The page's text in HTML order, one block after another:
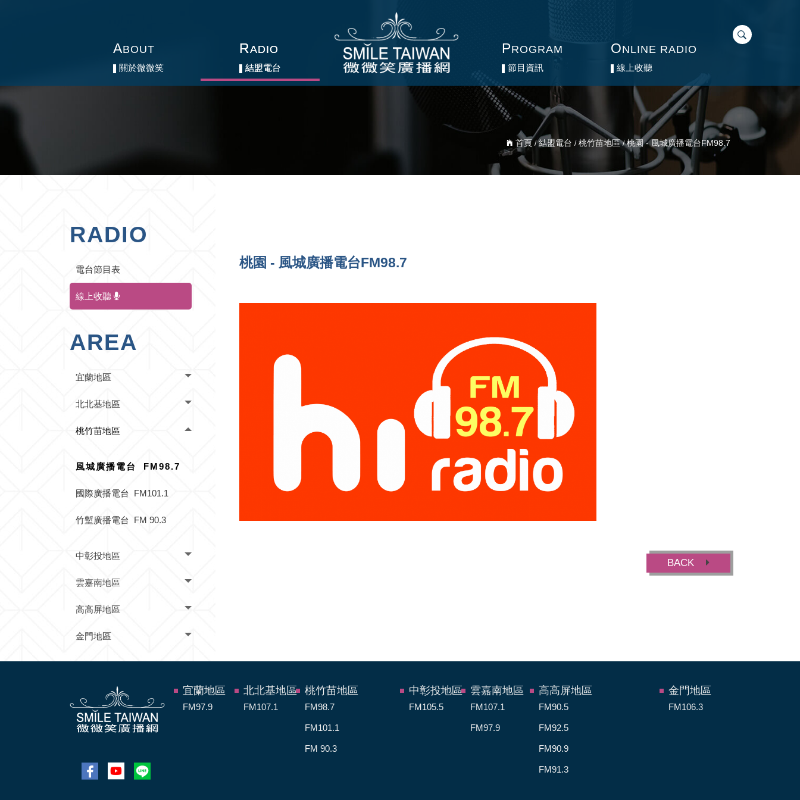
ABOUT
關於微微笑
ABOUT
關於微微笑
RADIO
結盟電台
RADIO
結盟電台
PROGRAM
節目資訊
PROGRAM
節目資訊
ONLINE RADIO
線上收聽
ONLINE RADIO
線上收聽
首頁 / 結盟電台 / 桃竹苗地區 /桃園 - 風城廣播電台FM98.7
RADIO
電台節目表
線上收聽
AREA
宜蘭地區
北北基地區
桃竹苗地區
風城廣播電台 FM98.7
國際廣播電台 FM101.1
竹塹廣播電台 FM 90.3
中彰投地區
雲嘉南地區
高高屏地區
金門地區
桃園 - 風城廣播電台FM98.7
BACK
宜蘭地區
FM97.9
北北基地區
FM107.1
桃竹苗地區
FM98.7
FM101.1
FM 90.3
中彰投地區
FM105.5
雲嘉南地區
FM107.1
FM97.9
高高屏地區
FM90.5
FM92.5
FM90.9
FM91.3
金門地區
FM106.3